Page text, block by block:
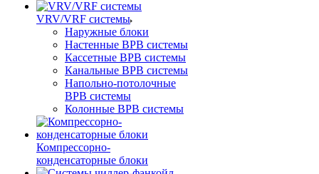
VRV/VRF системы
Наружные блоки
Настенные ВРВ системы
Кассетные ВРВ системы
Канальные ВРВ системы
Напольно-потолочные
ВРВ системы
Колонные ВРВ системы
Компрессорно-
конденсаторные блоки